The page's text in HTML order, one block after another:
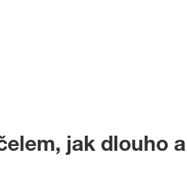
jak dlouho